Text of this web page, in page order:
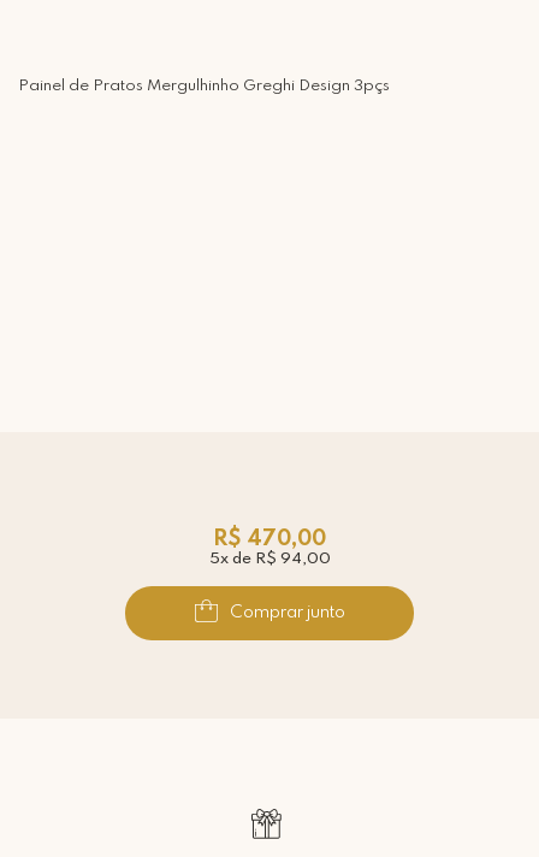
Painel de Pratos Mergulhinho Greghi Design 3pçs
R$ 470,00
5x de R$ 94,00
Comprar junto